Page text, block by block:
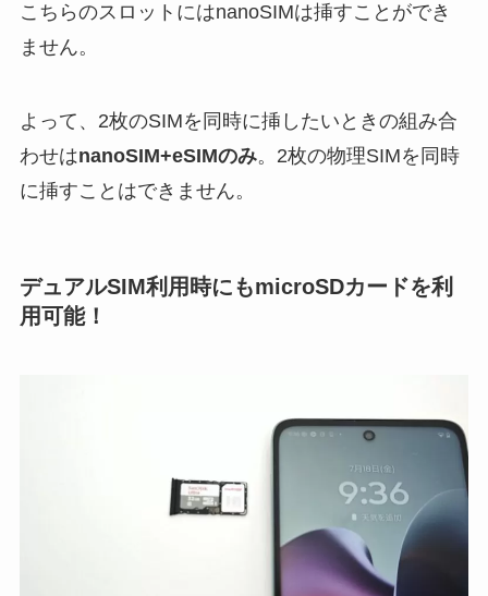
こちらのスロットにはnanoSIMは挿すことができ
ません。
よって、2枚のSIMを同時に挿したいときの組み合
わせはnanoSIM+eSIMのみ。2枚の物理SIMを同時
に挿すことはできません。
デュアルSIM利用時にもmicroSDカードを利
用可能！